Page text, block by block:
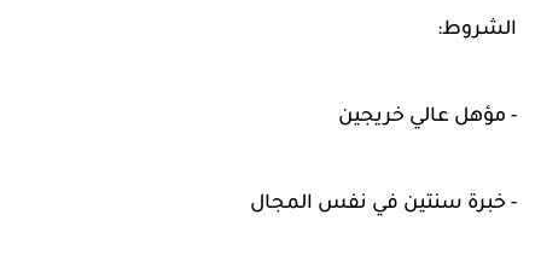
الشروط:
- مؤهل عالي خريجين
- خبرة سنتين في نفس المجال